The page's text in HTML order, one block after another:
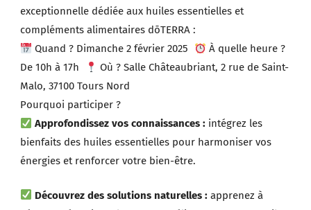
exceptionnelle dédiée aux huiles essentielles et
compléments alimentaires dōTERRA :
Quand ? Dimanche 2 février 2025
À quelle heure ?
De 10h à 17h
Où ? Salle Châteaubriant, 2 rue de Saint-
Malo, 37100 Tours Nord
Pourquoi participer ?
Approfondissez vos connaissances : intégrez les
bienfaits des huiles essentielles pour harmoniser vos
énergies et renforcer votre bien-être.
Découvrez des solutions naturelles : apprenez à